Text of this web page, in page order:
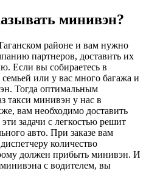
минивэн?
районе и вам нужно
партнеров, доставить их
Если вы собираетесь в
или у вас много багажа и
Тогда оптимальным
такси минивэн у нас в
вам необходимо доставить
задачи с легкостью решит
авто. При заказе вам
количество
должен прибыть минивэн. И
минивэна с водителем, вы